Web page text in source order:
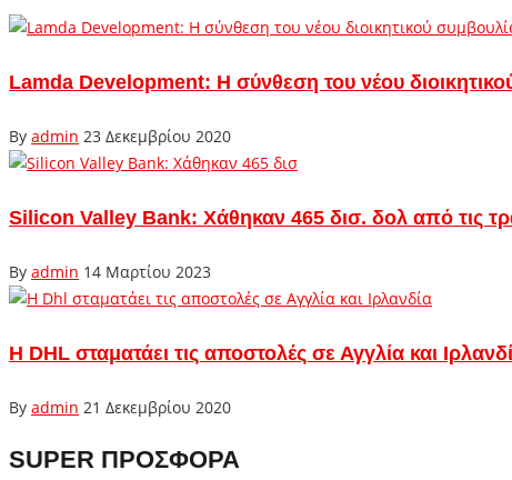
Lamda Development: Η σύνθεση του νέου
By admin 23 Δεκεμβρίου 2020
Silicon Valley Bank: Χάθηκαν 465 δισ. δολ από τις
By admin 14 Μαρτίου 2023
Η DHL σταματάει τις αποστολές σε Αγγλία και
By admin 21 Δεκεμβρίου 2020
SUPER ΠΡΟΣΦΟΡΑ